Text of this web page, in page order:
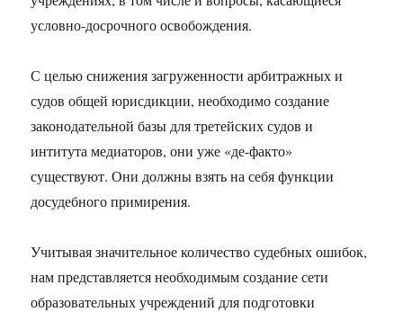
условно-досрочного освобождения.
С целью снижения загруженности арбитражных и
судов общей юрисдикции, необходимо создание
законодательной базы для третейских судов и
интитута медиаторов, они уже «де-факто»
существуют. Они должны взять на себя функции
досудебного примирения.
Учитывая значительное количество судебных ошибок,
нам представляется необходимым создание сети
образовательных учреждений для подготовки